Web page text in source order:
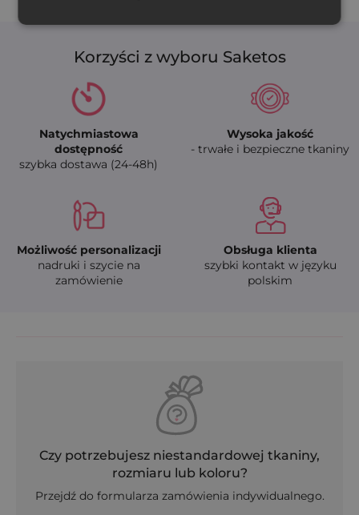
Korzyści z wyboru Saketos
Natychmiastowa
dostępność
szybka dostawa (24-48h)
Wysoka jakość
- trwałe i bezpieczne tkaniny
Możliwość personalizacji
nadruki i szycie na
zamówienie
Obsługa klienta
szybki kontakt w języku
polskim
Czy potrzebujesz niestandardowej tkaniny,
rozmiaru lub koloru?
Przejdź do formularza zamówienia indywidualnego.